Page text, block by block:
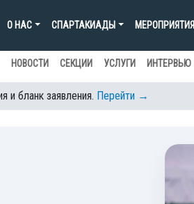
О НАС СПАРТАКИАДЫ МЕРОПРИЯТИЯ
НОВОСТИ СЕКЦИИ УСЛУГИ ИНТЕРВЬЮ
и бланк заявления. Перейти →